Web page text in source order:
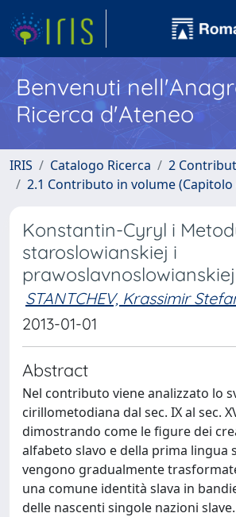
Benvenuti
Ricerca d'Ateneo
IRIS Catalogo Ricerca
2
2.1 Contributo in volume (Capitolo
Konstantin-Cyryl i
staroslowianskiej i
prawoslavnoslowianskiej
STANTCHEV, Krassimir
2013-01-01
Abstract
Nel contributo viene analizzato lo
cirillometodiana dal sec. IX al sec.
dimostrando come le figure dei
alfabeto slavo e della prima lingua
vengono gradualmente
una comune identità slava in
delle nascenti singole nazioni slave.